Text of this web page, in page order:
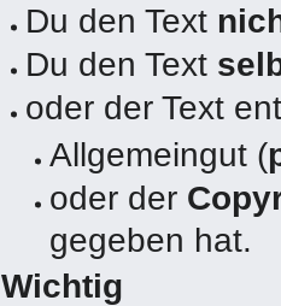
Du den Text
Du den Text
oder der Text
Allgemeingut (
oder der
gegeben hat.
Wichtig